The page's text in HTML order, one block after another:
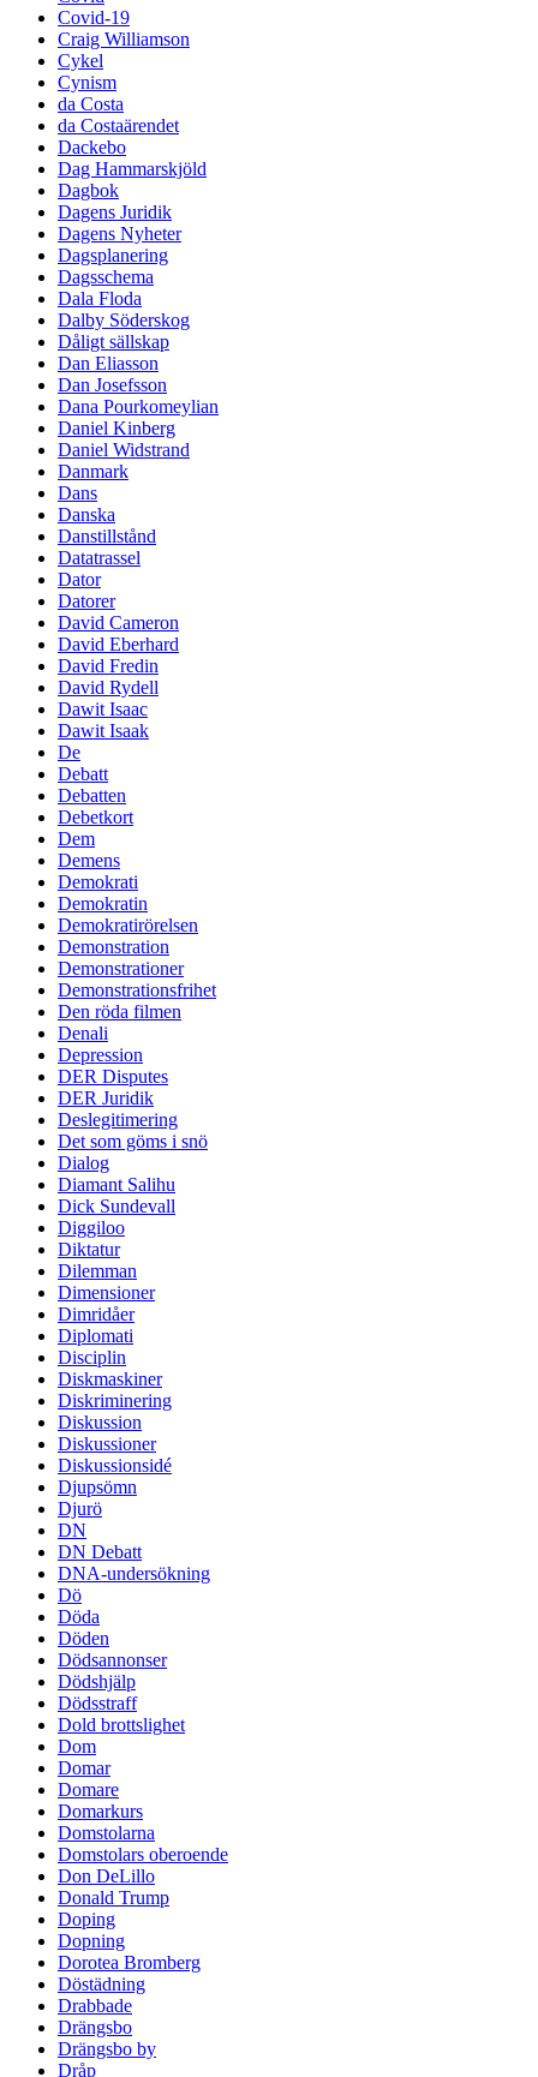
Covid-19
Craig Williamson
Cykel
Cynism
da Costa
da Costaärendet
Dackebo
Dag Hammarskjöld
Dagbok
Dagens Juridik
Dagens Nyheter
Dagsplanering
Dagsschema
Dala Floda
Dalby Söderskog
Dåligt sällskap
Dan Eliasson
Dan Josefsson
Dana Pourkomeylian
Daniel Kinberg
Daniel Widstrand
Danmark
Dans
Danska
Danstillstånd
Datatrassel
Dator
Datorer
David Cameron
David Eberhard
David Fredin
David Rydell
Dawit Isaac
Dawit Isaak
De
Debatt
Debatten
Debetkort
Dem
Demens
Demokrati
Demokratin
Demokratirörelsen
Demonstration
Demonstrationer
Demonstrationsfrihet
Den röda filmen
Denali
Depression
DER Disputes
DER Juridik
Deslegitimering
Det som göms i snö
Dialog
Diamant Salihu
Dick Sundevall
Diggiloo
Diktatur
Dilemman
Dimensioner
Dimridåer
Diplomati
Disciplin
Diskmaskiner
Diskriminering
Diskussion
Diskussioner
Diskussionsidé
Djupsömn
Djurö
DN
DN Debatt
DNA-undersökning
Dö
Döda
Döden
Dödsannonser
Dödshjälp
Dödsstraff
Dold brottslighet
Dom
Domar
Domare
Domarkurs
Domstolarna
Domstolars oberoende
Don DeLillo
Donald Trump
Doping
Dopning
Dorotea Bromberg
Döstädning
Drabbade
Drängsbo
Drängsbo by
Dråp